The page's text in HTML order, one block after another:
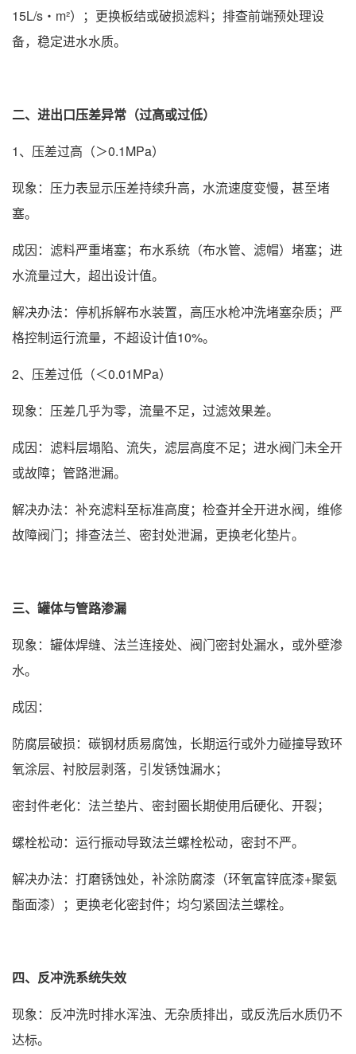
15L/s・m²）；更换板结或破损滤料；排查前端预处理设
备，稳定进水水质。
二、进出口压差异常（过高或过低）
1、压差过高（＞0.1MPa）
现象：压力表显示压差持续升高，水流速度变慢，甚至堵
塞。
成因：滤料严重堵塞；布水系统（布水管、滤帽）堵塞；进
水流量过大，超出设计值。
解决办法：停机拆解布水装置，高压水枪冲洗堵塞杂质；严
格控制运行流量，不超设计值10%。
2、压差过低（＜0.01MPa）
现象：压差几乎为零，流量不足，过滤效果差。
成因：滤料层塌陷、流失，滤层高度不足；进水阀门未全开
或故障；管路泄漏。
解决办法：补充滤料至标准高度；检查并全开进水阀，维修
故障阀门；排查法兰、密封处泄漏，更换老化垫片。
三、罐体与管路渗漏
现象：罐体焊缝、法兰连接处、阀门密封处漏水，或外壁渗
水。
成因：
防腐层破损：碳钢材质易腐蚀，长期运行或外力碰撞导致环
氧涂层、衬胶层剥落，引发锈蚀漏水；
密封件老化：法兰垫片、密封圈长期使用后硬化、开裂；
螺栓松动：运行振动导致法兰螺栓松动，密封不严。
解决办法：打磨锈蚀处，补涂防腐漆（环氧富锌底漆+聚氨
酯面漆）；更换老化密封件；均匀紧固法兰螺栓。
四、反冲洗系统失效
现象：反冲洗时排水浑浊、无杂质排出，或反洗后水质仍不
达标。